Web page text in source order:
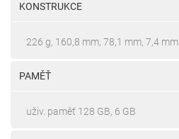
KONSTRUKCE
226 g, 160,8 mm, 78,1 mm, 7,4 mm
PAMĚŤ
uživ. paměť 128 GB, 6 GB